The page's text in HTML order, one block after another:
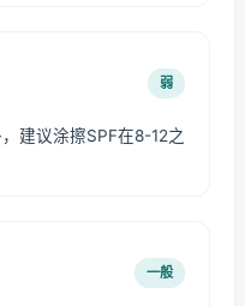
弱
建议涂擦SPF在8-12之
一般